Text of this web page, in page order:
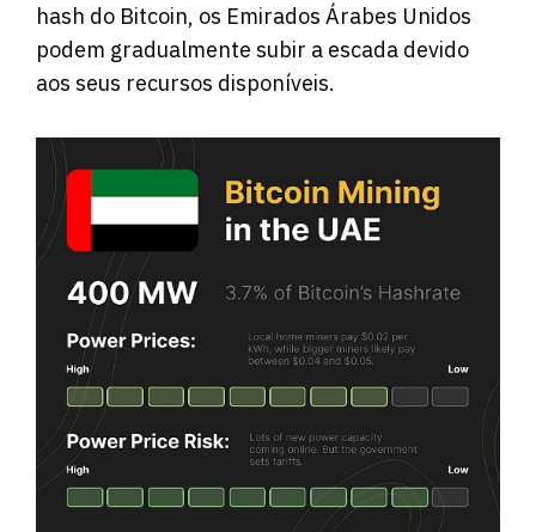
hash do Bitcoin, os Emirados Árabes Unidos
podem gradualmente subir a escada devido
aos seus recursos disponíveis.